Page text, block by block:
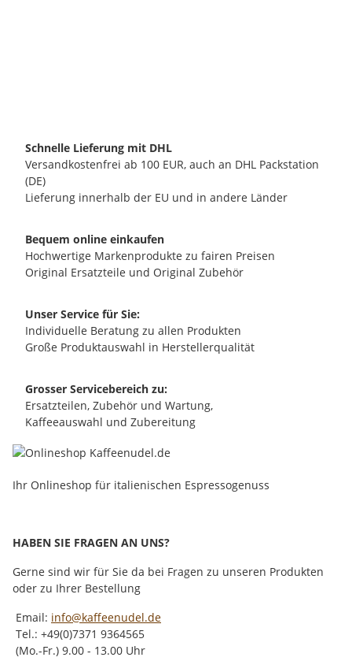
Schnelle Lieferung mit DHL
Versandkostenfrei ab 100 EUR, auch an DHL Packstation
(DE)
Lieferung innerhalb der EU und in andere Länder
Bequem online einkaufen
Hochwertige Markenprodukte zu fairen Preisen
Original Ersatzteile und Original Zubehör
Unser Service für Sie:
Individuelle Beratung zu allen Produkten
Große Produktauswahl in Herstellerqualität
Grosser Servicebereich zu:
Ersatzteilen, Zubehör und Wartung,
Kaffeeauswahl und Zubereitung
Ihr Onlineshop für italienischen Espressogenuss
HABEN SIE FRAGEN AN UNS?
Gerne sind wir für Sie da bei Fragen zu unseren Produkten
oder zu Ihrer Bestellung
Email: info@kaffeenudel.de
Tel.: +49(0)7371 9364565
(Mo.-Fr.) 9.00 - 13.00 Uhr